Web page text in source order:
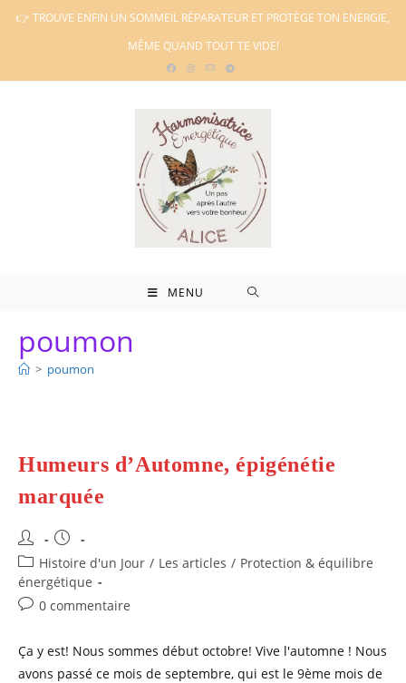
Skip👉 TROUVE ENFIN UN SOMMEIL RÉPARATEUR ET PROTÈGE TON ENERGIE,
MÊME QUAND TOUT TE VIDE!
MENU
poumon
> poumon
Humeurs d’Automne, épigénétie
marquée
Auteur/autrice
de
la
publication :
Publication
publiée :
Post
category:
Histoire d'un Jour / Les articles / Protection & équilibre
énergétique
Commentaires
la
publication :
0 commentaire
Ça y est! Nous sommes début octobre! Vive l'automne ! Nous
avons passé ce mois de septembre, qui est le 9ème mois de